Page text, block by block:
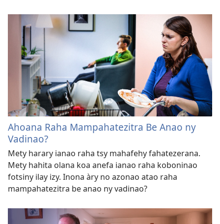
Ahoana Raha Mampahatezitra Be Anao ny
Vadinao?
Mety harary ianao raha tsy mahafehy fahatezerana.
Mety hahita olana koa anefa ianao raha koboninao
fotsiny ilay izy. Inona àry no azonao atao raha
mampahatezitra be anao ny vadinao?